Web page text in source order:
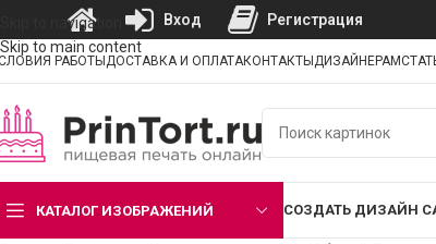
Skip to navigation
Skip to main content
РАБОТЫ ДОСТАВКА И ОПЛАТАКОНТАКТЫ ДИЗАЙНЕРАМ
КАТАЛОГ ИЗОБРАЖЕНИЙ СОЗДАТЬ ДИЗАЙН
Вход Регистрация